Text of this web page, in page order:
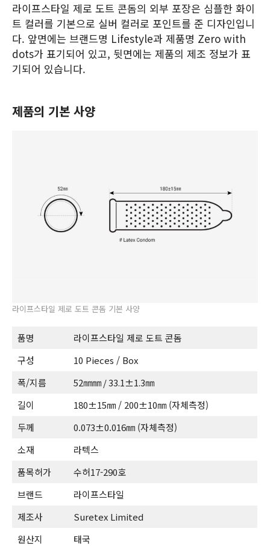
라이프스타일 제로 도트 콘돔의 외부 포장은 심플한 화이
트 컬러를 기본으로 실버 컬러로 포인트를 준 디자인입니
다. 앞면에는 브랜드명 Lifestyle과 제품명 Zero with
dots가 표기되어 있고, 뒷면에는 제품의 제조 정보가 표
기되어 있습니다.
제품의 기본 사양
라이프스타일 제로 도트 콘돔 기본 사양
품명
라이프스타일 제로 도트 콘돔
구성
10 Pieces / Box
폭/지름
52㎜㎜ / 33.1±1.3㎜
길이
180±15㎜ / 200±10㎜ (자체측정)
두께
0.073±0.016㎜ (자체측정)
소재
라텍스
품목허가
수허17-290호
브랜드
라이프스타일
제조사
Suretex Limited
원산지
태국